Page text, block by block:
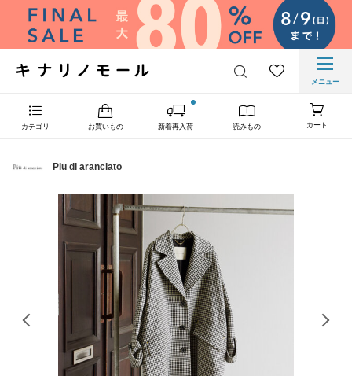
メニュー
カテゴリ お買いもの 新着再入荷 読みもの カート
Piu di aranciato